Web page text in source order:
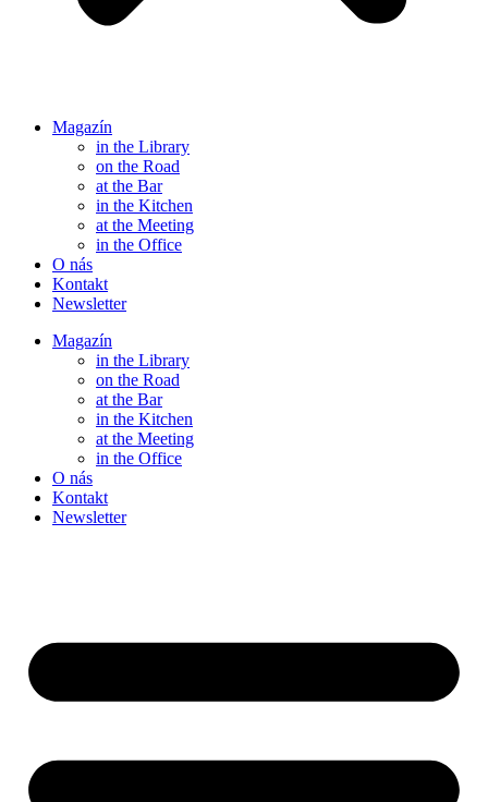
Magazín
in the Library
on the Road
at the Bar
in the Kitchen
at the Meeting
in the Office
O nás
Kontakt
Newsletter
Magazín
in the Library
on the Road
at the Bar
in the Kitchen
at the Meeting
in the Office
O nás
Kontakt
Newsletter